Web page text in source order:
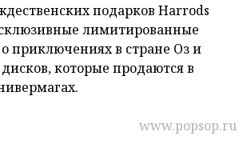
подарков Harrods
лимитированные
приключениях в стране Оз и
которые продаются в
www.popsop.ru